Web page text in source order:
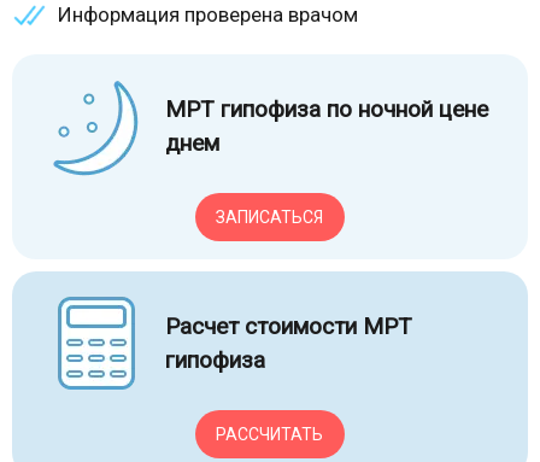
Информация проверена врачом
МРТ гипофиза по ночной цене
днем
ЗАПИСАТЬСЯ
Расчет стоимости МРТ
гипофиза
РАССЧИТАТЬ